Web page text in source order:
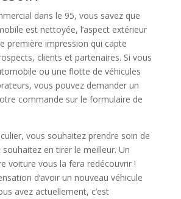
dans le 95, vous savez que
est nettoyée, l’aspect extérieur
première impression qui capte
clients et partenaires. Si vous
ou une flotte de véhicules
vous pouvez demander un
commande sur le formulaire de
vous souhaitez prendre soin de
en tirer le meilleur. Un
voiture vous la fera redécouvrir !
d’avoir un nouveau véhicule
avez actuellement, c’est